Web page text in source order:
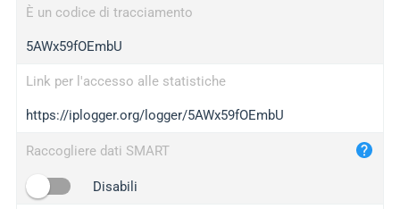
wl.gl
ed.tc
bc.ax
iplogger.com
maper.info
2no.co
È un codice di tracciamento
5AWx59fOEmbU
Link per l'accesso alle statistiche
https://iplogger.org/logger/5AWx59fOEmbU
Raccogliere dati SMART
Disabili